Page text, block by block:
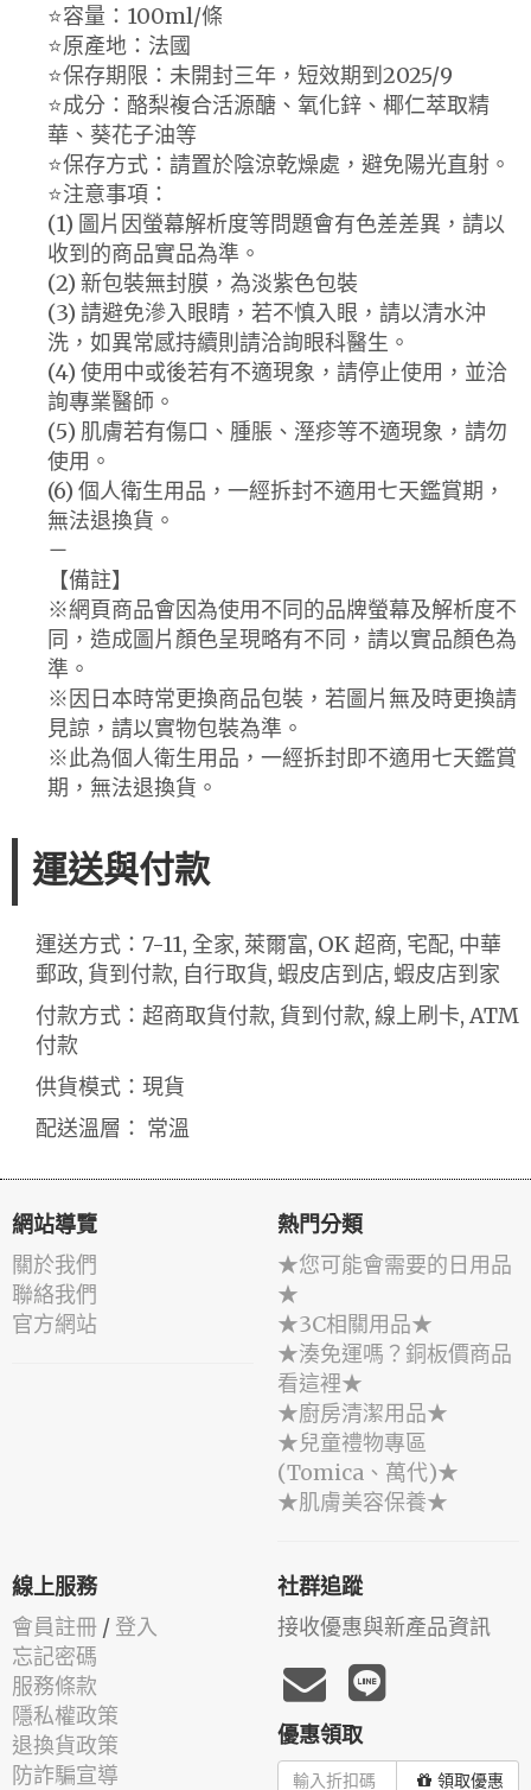
⭐️容量：100ml/條
⭐️原產地：法國
⭐️保存期限：未開封三年，短效期到2025/9
⭐️成分：酪梨複合活源醣、氧化鋅、椰仁萃取精
華、葵花子油等
⭐️保存方式：請置於陰涼乾燥處，避免陽光直射。
⭐️注意事項：
(1) 圖片因螢幕解析度等問題會有色差差異，請以
收到的商品實品為準。
(2) 新包裝無封膜，為淡紫色包裝
(3) 請避免滲入眼睛，若不慎入眼，請以清水沖
洗，如異常感持續則請洽詢眼科醫生。
(4) 使用中或後若有不適現象，請停止使用，並洽
詢專業醫師。
(5) 肌膚若有傷口、腫脹、溼疹等不適現象，請勿
使用。
(6) 個人衛生用品，一經拆封不適用七天鑑賞期，
無法退換貨。
－
【備註】
※網頁商品會因為使用不同的品牌螢幕及解析度不
同，造成圖片顏色呈現略有不同，請以實品顏色為
準。
※因日本時常更換商品包裝，若圖片無及時更換請
見諒，請以實物包裝為準。
※此為個人衛生用品，一經拆封即不適用七天鑑賞
期，無法退換貨。
運送與付款
運送方式：7-11, 全家, 萊爾富, OK 超商, 宅配, 中華
郵政, 貨到付款, 自行取貨, 蝦皮店到店, 蝦皮店到家
付款方式：超商取貨付款, 貨到付款, 線上刷卡, ATM
付款
供貨模式：現貨
配送溫層： 常溫
網站導覽
關於我們
聯絡我們
官方網站
熱門分類
★您可能會需要的日用品
★
★3C相關用品★
★湊免運嗎？銅板價商品
看這裡★
★廚房清潔用品★
★兒童禮物專區
(Tomica、萬代)★
★肌膚美容保養★
線上服務
會員註冊 / 登入
忘記密碼
服務條款
隱私權政策
退換貨政策
防詐騙宣導
社群追蹤
接收優惠與新產品資訊
優惠領取
領取優惠